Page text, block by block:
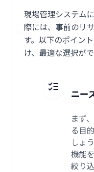
現場管理システム
際には、事前のリ
す。以下のポイン
け、最適な選択が
ニー
まず
る目
しょ
機能
絞り